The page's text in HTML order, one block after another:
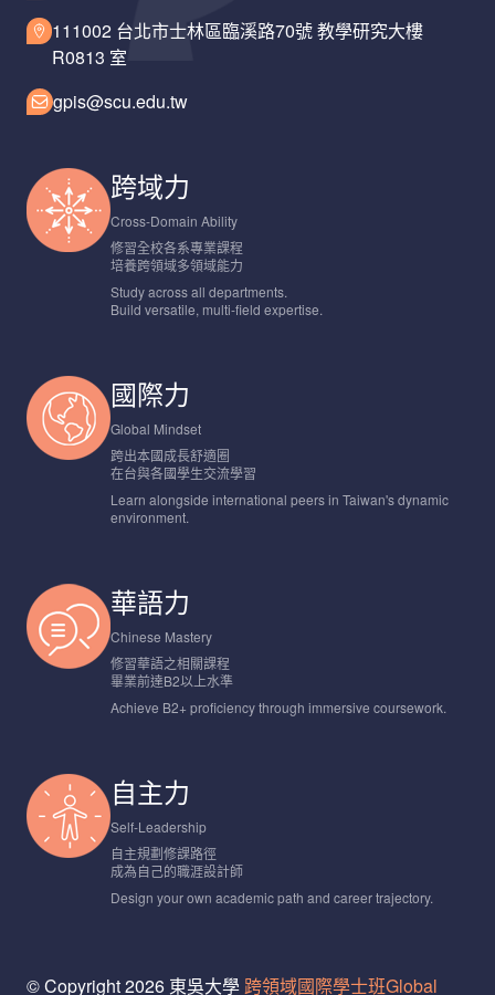
111002 台北市士林區臨溪路70號 教學研究大樓
R0813 室
gpis@scu.edu.tw
跨域力
Cross-Domain Ability
修習全校各系專業課程
培養跨領域多領域能力
Study across all departments.
Build versatile, multi-field expertise.
國際力
Global Mindset
跨出本國成長舒適圈
在台與各國學生交流學習
Learn alongside international peers in Taiwan's dynamic
environment.
華語力
Chinese Mastery
修習華語之相關課程
畢業前達B2以上水準
Achieve B2+ proficiency through immersive coursework.
自主力
Self-Leadership
自主規劃修課路徑
成為自己的職涯設計師
Design your own academic path and career trajectory.
© Copyright 2026 東吳大學 跨領域國際學士班Global